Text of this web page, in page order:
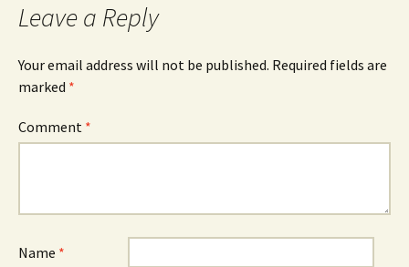
Leave a Reply
Your email address will not be published. Required fields are
marked *
Comment *
Name *